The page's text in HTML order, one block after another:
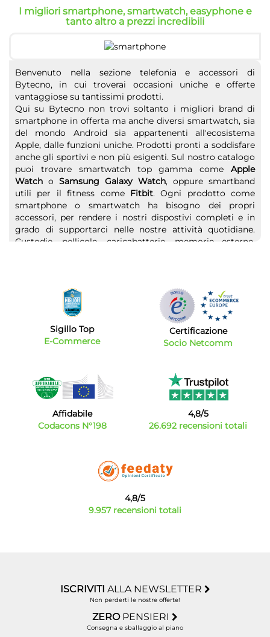
I migliori smartphone, smartwatch, easyphone e
tanto altro a prezzi incredibili
Benvenuto nella sezione telefonia e accessori di
Bytecno, in cui troverai occasioni uniche e offerte
vantaggiose su tantissimi prodotti.
Qui su Bytecno non trovi soltanto i migliori brand di
smartphone in offerta ma anche diversi smartwatch, sia
del mondo Android sia appartenenti all'ecosistema
Apple, dalle funzioni uniche. Prodotti pronti a soddisfare
anche gli sportivi e non più esigenti. Sul nostro catalogo
puoi trovare smartwatch top gamma come Apple
Watch o Samsung Galaxy Watch, oppure smartband
utili per il fitness come Fitbit. Ogni prodotto come
smartphone o smartwatch ha bisogno dei propri
accessori, per rendere i nostri dispostivi completi e in
grado di supportarci nelle nostre attività quotidiane.
Custodie, pellicole, caricabatterie, memorie esterne,
solo smartphone e smartwatch, noi di Bytecno abbiamo
pensato proprio a tutti. Hai bisogno ditelefoni cordless
da mettere in B&B, camere di Hotel o semplicemente in
camera da letto? Scegli i migliori telefoni fissi o cordless
al miglior prezzo sul web. Non finisce qui, vuoi regalare
strette? Scopri i nostri
, con numeri grandi,
facili da vedere e facilissimi da premere.
Sigillo Top
E-Commerce
Certificazione
Socio Netcomm
Affidabile
Codacons N°198
4,8/5
26.692 recensioni totali
4,8/5
9.957 recensioni totali
ISCRIVITI ALLA NEWSLETTER
Non perderti le nostre offerte!
ZERO PENSIERI
Consegna e sballaggio al piano